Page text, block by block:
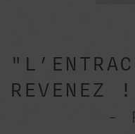
REVENEZ